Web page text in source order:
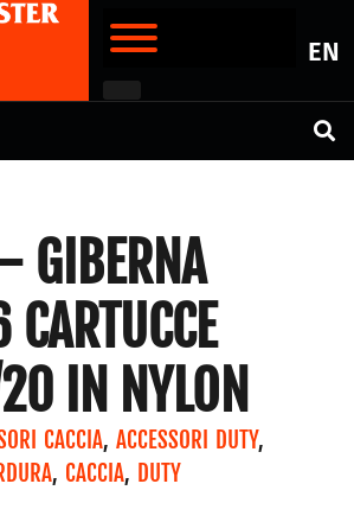
EN
GIBERNA
CARTUCCE
IN NYLON
CACCIA, ACCESSORI DUTY,
, CACCIA, DUTY